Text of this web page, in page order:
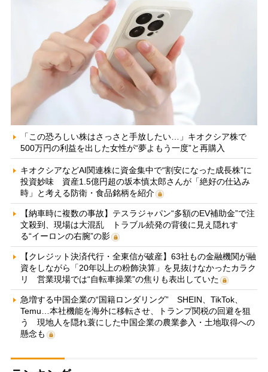
「この恐ろしい株はさっさと手放したい…」キオクシア株で
500万円の利益を出した女性が“夢よもう一度”と再購入
キオクシアなどAI関連株に資金集中で“割安になった成長株”に
投資妙味 資産1.5億円超の坂本慎太郎さんが「絶好の仕込み
時」と考える防衛・食品銘柄を紹介
【納車時に複数の事故】テスラジャパン“多額のEV補助金”で注
文殺到、現場は大混乱 トラブル続発の背後に見え隠れす
る“イーロンの右腕”の影
【クレジット決済代行・全東信が破産】63社もの金融機関が融
資をしながら「20年以上の粉飾決算」を見抜けなかったカラク
リ 営業現場では“自転車操業”の焦りも表出していた
急増する中国企業の“国籍ロンダリング” SHEIN、TikTok、
Temu…本社機能を海外に移転させ、トランプ関税の回避を狙
う 現地人を隠れ蓑にした中国企業の農業参入・土地取得への
懸念も